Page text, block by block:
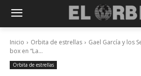
Inicio Orbita de estrellas
Gael García y los
box en “La...
Orbita de estrellas